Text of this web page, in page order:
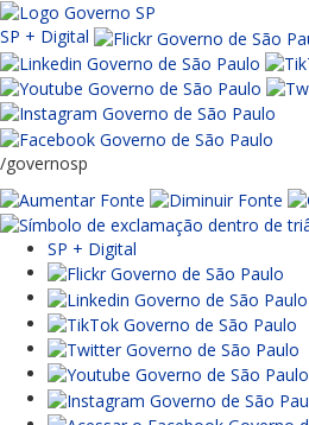
SP + Digital
/governosp
SP + Digital